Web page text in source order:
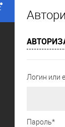
Логин или
Пароль*